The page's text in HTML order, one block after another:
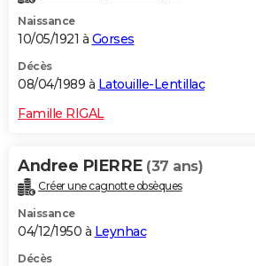
Naissance
10/05/1921 à Gorses
Décès
08/04/1989 à Latouille-Lentillac
Famille RIGAL
Andree PIERRE (37 ans)
Créer une cagnotte obsèques
Naissance
04/12/1950 à Leynhac
Décès